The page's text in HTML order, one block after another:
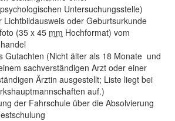
Untersuchungsstelle)
Lichtbildausweis oder Geburtsurkunde
(35 x 45 mm Hochformat) vom
Gutachten (Nicht älter als 18 Monate und
sachverständigen Arzt oder einer
Ärztin ausgestellt; Liste liegt bei
auf.)
der Fahrschule über die Absolvierung